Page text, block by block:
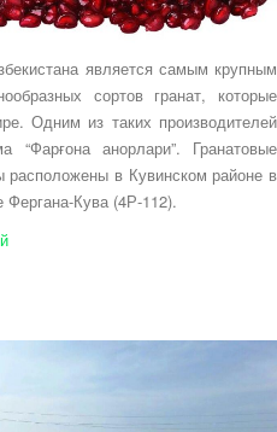
является самым крупным
сортов гранат, которые
Одним из таких производителей
“Фарғона анорлари”. Гранатовые
расположены в Кувинском районе в
Фергана-Кува (4Р-112).